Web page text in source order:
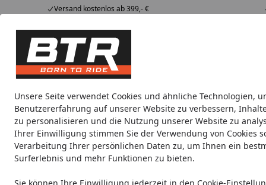
Unsere Seite verwendet Cookies und ähnliche Technologien,
Benutzererfahrung auf unserer Website zu verbessern,
zu personalisieren und die Nutzung unserer Website zu
Ihrer Einwilligung stimmen Sie der Verwendung von Cookies
Verarbeitung Ihrer persönlichen Daten zu, um Ihnen ein
Surferlebnis und mehr Funktionen zu bieten.
Versand kostenlos ab 399,- €
Hotline07051 / 9 222 5959
Mi-Fr. 8-12 Uhr
Alle Produkte
Alle ProdukteMarken
Motorradteile & Ersatzteile Anbauteile Auspuff
Noch 2 Tage und 10 Stunden
Spare